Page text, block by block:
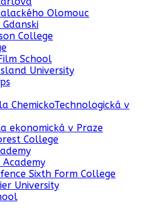
Olomouc
College
School
University
ChemickoTechnologická v
ekonomická v Praze
College
Sixth Form College
University